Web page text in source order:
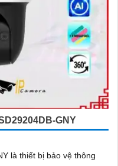
GNY
là thiết bị bảo vệ thông